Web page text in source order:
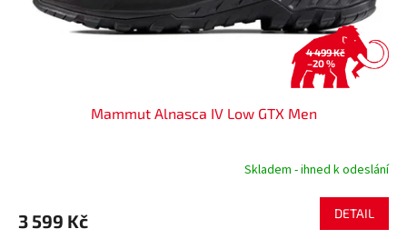
4 499 Kč
–20 %
Mammut Alnasca IV Low GTX Men
Skladem - ihned k odeslání
3 599 Kč DETAIL